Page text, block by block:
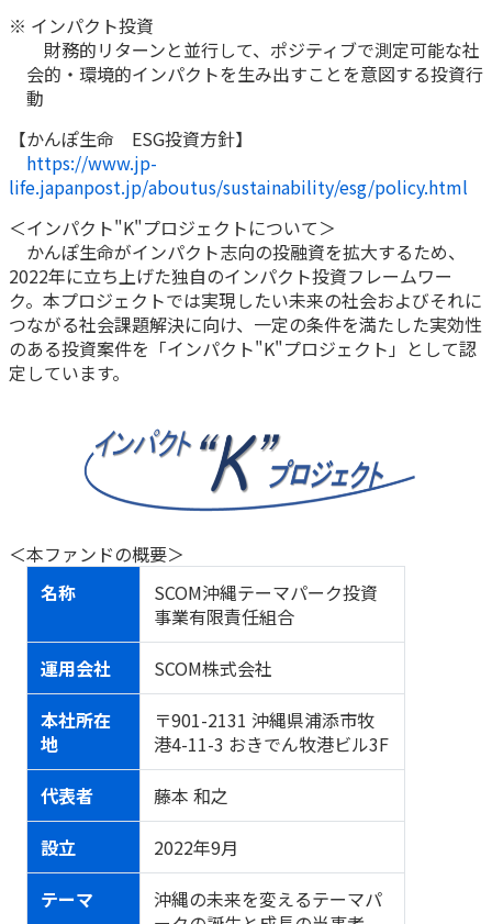
かんぽプラチナライフサービス
ご契約のしおり・約款（Web約款）
保険用語集
お問い合わせ
ご契約手続きの流れ
保険料のお払込方法
保険用語集
お問い合わせ
すこやか健康ラボ
ラジオ体操・みんなの体操
かんぽブランド
かんぽ生命のサステナビリティ
お客さまの声／お客さまサービス向上の取組み
かんぽジャンクション
※ インパクト投資
財務的リターンと並行して、ポジティブで測定可能な社
会的・環境的インパクトを生み出すことを意図する投資行
動
【かんぽ生命 ESG投資方針】
https://www.jp-
life.japanpost.jp/aboutus/sustainability/esg/policy.html
＜インパクト"K"プロジェクトについて＞
かんぽ生命がインパクト志向の投融資を拡大するため、
2022年に立ち上げた独自のインパクト投資フレームワー
ク。本プロジェクトでは実現したい未来の社会およびそれに
つながる社会課題解決に向け、一定の条件を満たした実効性
のある投資案件を「インパクト"K"プロジェクト」として認
定しています。
＜本ファンドの概要＞
名称
SCOM沖縄テーマパーク投資
事業有限責任組合
運用会社
SCOM株式会社
本社所在
地
〒901-2131 沖縄県浦添市牧
港4-11-3 おきでん牧港ビル3F
代表者
藤本 和之
設立
2022年9月
テーマ
沖縄の未来を変えるテーマパ